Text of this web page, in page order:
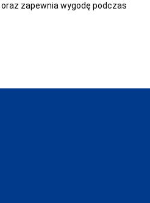
zapewnia wygodę podczas